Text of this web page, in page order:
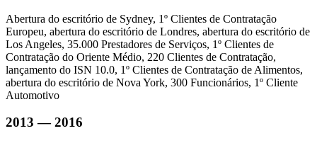
Abertura do escritório de Sydney, 1º Clientes de Contratação
Europeu, abertura do escritório de Londres, abertura do escritório de
Los Angeles, 35.000 Prestadores de Serviços, 1º Clientes de
Contratação do Oriente Médio, 220 Clientes de Contratação,
lançamento do ISN 10.0, 1º Clientes de Contratação de Alimentos,
abertura do escritório de Nova York, 300 Funcionários, 1º Cliente
Automotivo
2013 — 2016